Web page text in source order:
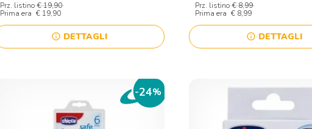
Prz. listino € 19,90
Prima era € 19,90
info DETTAGLI
Prz. listino € 8,99
Prima era € 8,99
info DETTAGLI
-24%